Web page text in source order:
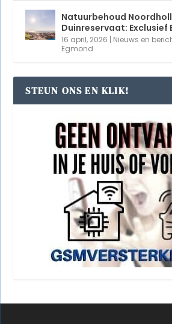
Natuurbehoud
Duinreservaat: Exclusief
16 april, 2026 | Nieuws en
Egmond
STEUN ONS EN KLIK!